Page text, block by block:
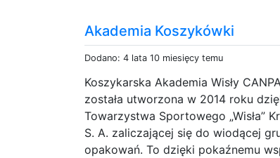
Akademia Koszykówki
Dodano: 4 lata 10 miesięcy temu
Koszykarska Akademia Wisły
została utworzona w 2014 roku
Towarzystwa Sportowego „Wisła”
S. A. zaliczającej się do wiodącej
opakowań. To dzięki pokaźnemu